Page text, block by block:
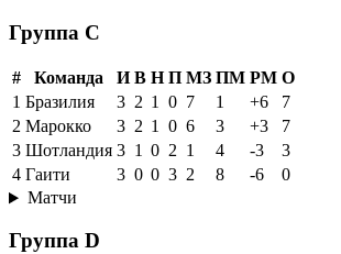
Группа C
# Команда И В Н П МЗ ПМ РМ О
1 Бразилия 3 2 1 0 7 1 +6
7
2 Марокко 3 2 1 0 6 3 +3
7
3 Шотландия 3 1 0 2 1 4 -3
3
4 Гаити 3 0 0 3 2 8 -6
0
Матчи
Группа D